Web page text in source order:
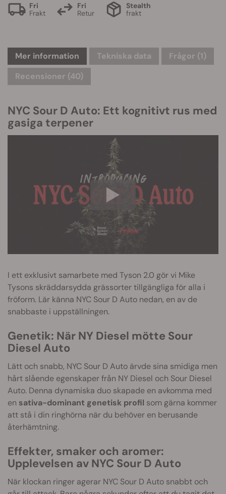
Fri
Frakt
Fri
Retur
Stealth
frakt
Mer information Tekniska data Frågor (1)
Recensioner (40)
NYC Sour D Auto: Ett kognitivt rus med
gasiga terpener
I ett exklusivt samarbete med Tyson 2.0 gör vi Mike
Tysons skräddarsydda grässorter tillgängliga för alla i
fröform. Lär känna NYC Sour D Auto nedan, en av de
snabbaste i uppställningen.
Genetik: När NY Diesel mötte Sour
Diesel Auto
Lätt och snabb, NYC Sour D Auto ärvde sina smidiga men
hårt slående egenskaper från NY Diesel och Sour Diesel
Auto. Denna dynamiska duo skapade en avkomma med
en sativa-dominant genetisk profil som gärna kommer
att stå i din ringhörna när du behöver en berusande
återhämtning.
Effekter, smaker och aromer:
Upplevelsen av NYC Sour D Auto
När klockan ringer agerar NYC Sour D Auto snabbt och